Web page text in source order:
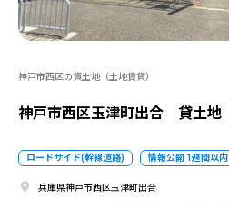
神戸市西区の貸土地（土地賃貸）
神戸市西区玉津町出合 貸土地
ロードサイド(幹線道路) 情報公開 1週間以内
兵庫県神戸市西区玉津町出合